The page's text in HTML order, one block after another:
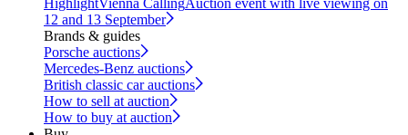
HighlightVienna CallingAuction event with live viewing on
12 and 13 September
Brands & guides
Porsche auctions
Mercedes-Benz auctions
British classic car auctions
How to sell at auction
How to buy at auction